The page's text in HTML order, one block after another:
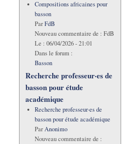
Compositions africaines pour
basson
ParFdB
Nouveau commentaire de : FdB
Le : 06/04/2026 - 21:01
Dans le forum :
Basson
Recherche professeur·es de
basson pour étude
académique
Recherche professeur·es de
basson pour étude académique
ParAnonimo
Nouveau commentaire de :